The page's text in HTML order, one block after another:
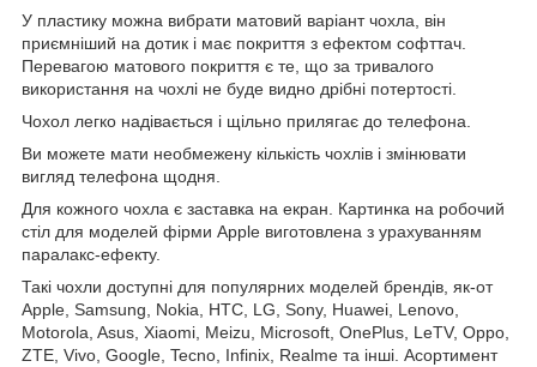
У пластику можна вибрати матовий варіант чохла, він
приємніший на дотик і має покриття з ефектом софттач.
Перевагою матового покриття є те, що за тривалого
використання на чохлі не буде видно дрібні потертості.
Чохол легко надівається і щільно прилягає до телефона.
Ви можете мати необмежену кількість чохлів і змінювати
вигляд телефона щодня.
Для кожного чохла є заставка на екран. Картинка на робочий
стіл для моделей фірми Apple виготовлена з урахуванням
паралакс-ефекту.
Такі чохли доступні для популярних моделей брендів, як-от
Apple, Samsung, Nokia, HTC, LG, Sony, Huawei, Lenovo,
Motorola, Asus, Xiaomi, Meizu, Microsoft, OnePlus, LeTV, Oppo,
ZTE, Vivo, Google, Tecno, Infinix, Realme та інші. Асортимент